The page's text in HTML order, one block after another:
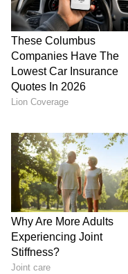
Image Credit :AI Generated
నెంబర్ 4 కి చెందిన
వచ్చినా, గొప్ప
చాలా ఎక్కువ
మంచి స్థాయికి
సంపద, ఉన్నత
వ్యాపారం, ముఖ్యంగా